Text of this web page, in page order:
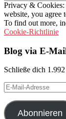
Privacy & Cookies:
website, you agree
To find out more,
Cookie-Richtlinie
Blog via E-
Schließe dich
E-
Mail-
Adresse
Abonnieren